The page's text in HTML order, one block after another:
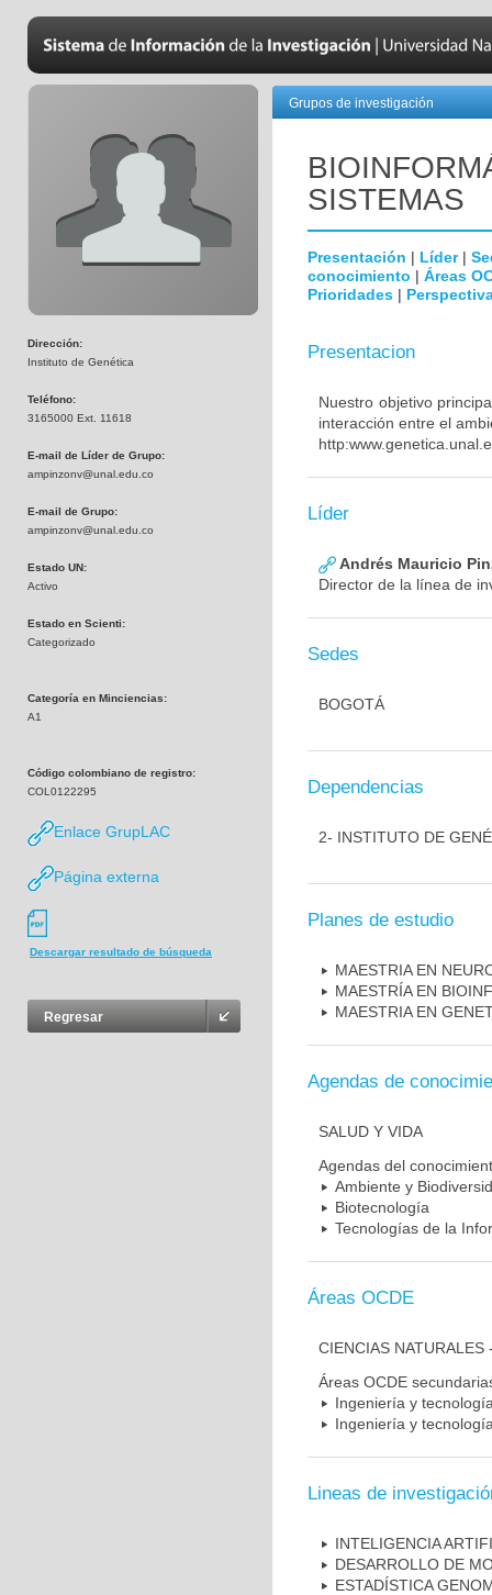
Dirección:
Instituto de Genética
Teléfono:
3165000 Ext. 11618
E-mail de Líder de Grupo:
ampinzonv@unal.edu.co
E-mail de Grupo:
ampinzonv@unal.edu.co
Estado UN:
Activo
Estado en Scienti:
Categorizado
Categoría en Minciencias:
A1
Código colombiano de registro:
COL0122295
Enlace GrupLAC
Página externa
Descargar resultado de búsqueda
Regresar
Grupos de investigación
SISTEMAS
Presentación | Líder|
conocimiento | Áreas
Prioridades |
Presentacion
Nuestro objetivo
interacción entre el
Líder
Andrés Mauricio
Director de la línea de
Sedes
BOGOTÁ
Dependencias
2- INSTITUTO DE
Planes de estudio
MAESTRIA EN
MAESTRÍA EN
MAESTRIA EN
Agendas de
SALUD Y VIDA
Agendas del
Ambiente y
Biotecnología
Tecnologías de la
Áreas OCDE
CIENCIAS
Áreas OCDE
Ingeniería y
Ingeniería y
Lineas de
INTELIGENCIA
DESARROLLO DE
ESTADÍSTICA